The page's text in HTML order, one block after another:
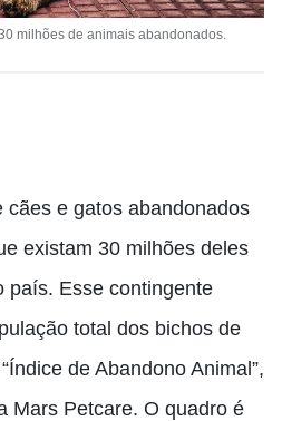
milhões de animais abandonados.
cães e gatos abandonados
existam 30 milhões deles
país. Esse contingente
total dos bichos de
de Abandono Animal”,
Mars Petcare. O quadro é